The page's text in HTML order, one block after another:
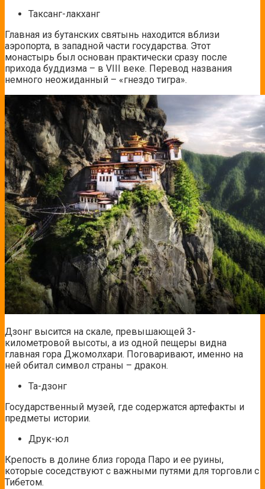
Таксанг-лакханг
Главная из бутанских святынь находится вблизи
аэропорта, в западной части государства. Этот
монастырь был основан практически сразу после
прихода буддизма – в VIII веке. Перевод названия
немного неожиданный – «гнездо тигра».
Дзонг высится на скале, превышающей 3-
километровой высоты, а из одной пещеры видна
главная гора Джомолхари. Поговаривают, именно на
ней обитал символ страны – дракон.
Та-дзонг
Государственный музей, где содержатся артефакты и
предметы истории.
Друк-юл
Крепость в долине близ города Паро и ее руины,
которые соседствуют с важными путями для торговли с
Тибетом.